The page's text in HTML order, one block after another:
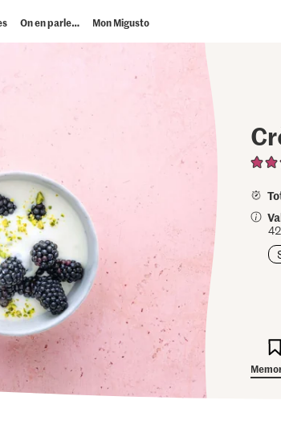
On en parle… Mon Migusto